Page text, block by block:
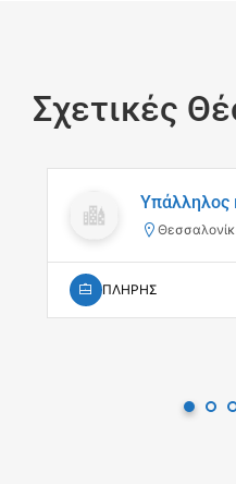
Σχετικές
Υπάλληλος
ΠΛΗΡΗΣ